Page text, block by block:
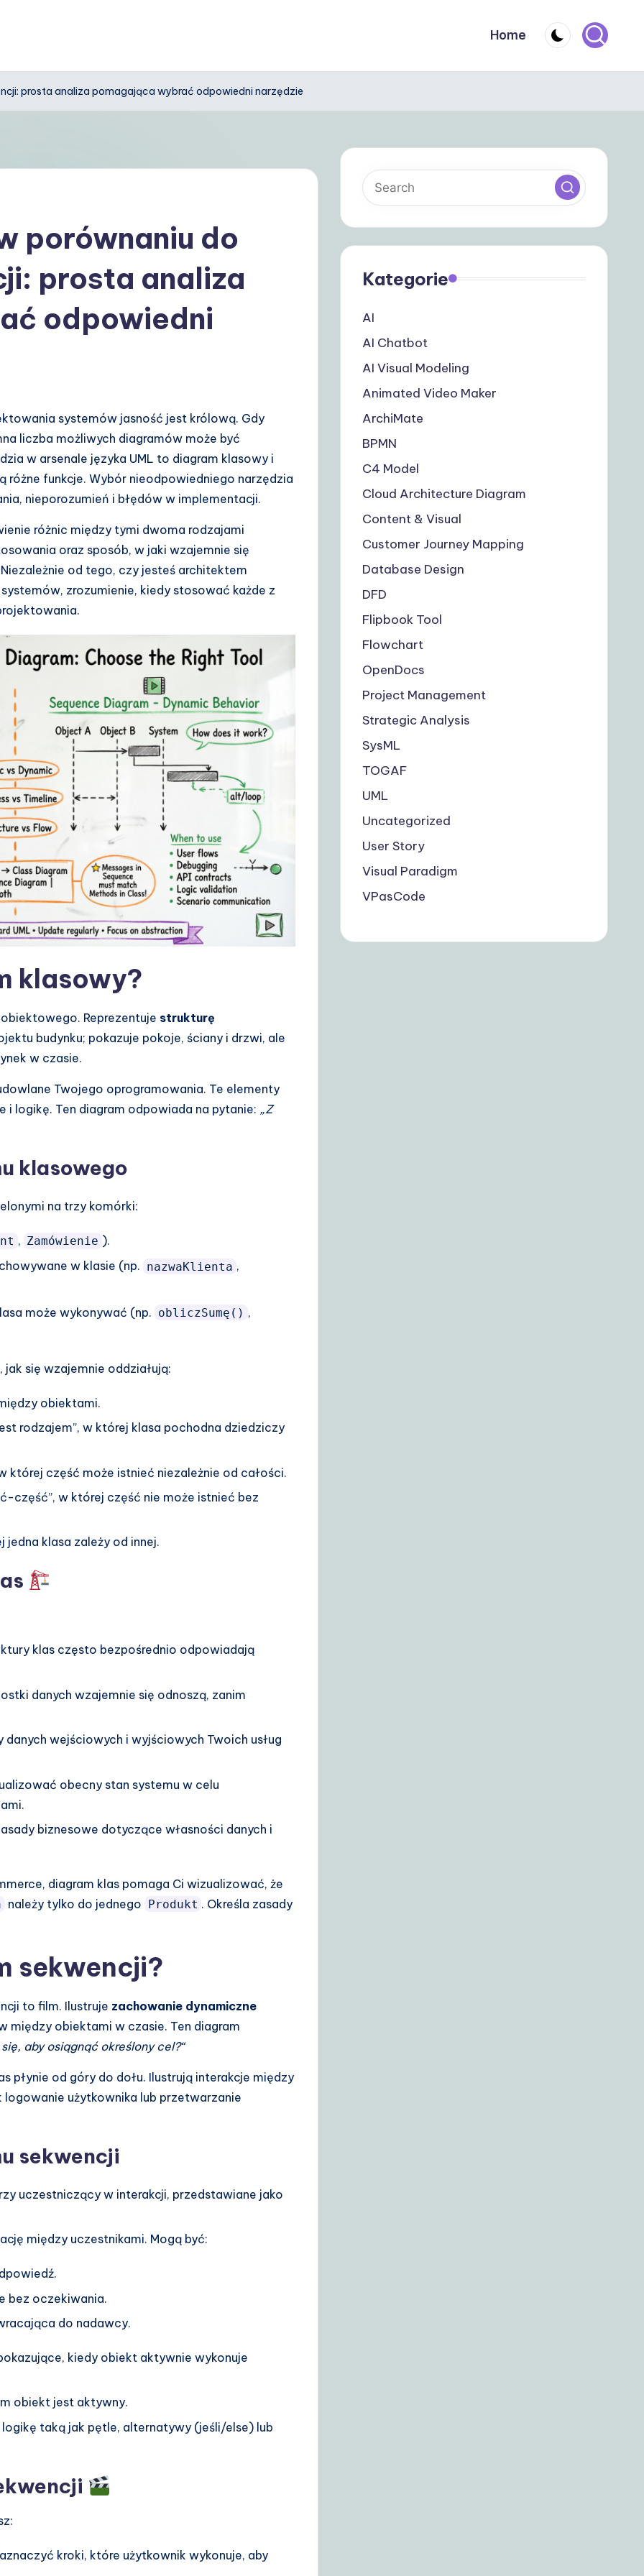
Home
prosta analiza pomagająca wybrać odpowiedni narzędzie
porównaniu do
prosta analiza
odpowiedni
systemów jasność jest królową. Gdy
liczba możliwych diagramów może być
w arsenale języka UML to diagram klasowy i
różne funkcje. Wybór nieodpowiedniego narzędzia
nieporozumień i błędów w implementacji.
różnic między tymi dwoma rodzajami
oraz sposób, w jaki wzajemnie się
od tego, czy jesteś architektem
zrozumienie, kiedy stosować każde z
klasowy?
Reprezentuje strukturę
budynku; pokazuje pokoje, ściany i drzwi, ale
w czasie.
Twojego oprogramowania. Te elementy
i logikę. Ten diagram odpowiada na pytanie: „Z
klasowego
na trzy komórki:
, Zamówienie ).
w klasie (np. nazwaKlienta ,
może wykonywać (np. obliczSumę() ,
się wzajemnie oddziałują:
obiektami.
rodzajem”, w której klasa pochodna dziedziczy
której część może istnieć niezależnie od całości.
część”, w której część nie może istnieć bez
klasa zależy od innej.
klas często bezpośrednio odpowiadają
danych wzajemnie się odnoszą, zanim
danych wejściowych i wyjściowych Twoich usług
obecny stan systemu w celu
biznesowe dotyczące własności danych i
diagram klas pomaga Ci wizualizować, że
należy tylko do jednego Produkt . Określa zasady
sekwencji?
to film. Ilustruje zachowanie dynamiczne
między obiektami w czasie. Ten diagram
aby osiągnąć określony cel?“
płynie od góry do dołu. Ilustrują interakcje między
użytkownika lub przetwarzanie
sekwencji
uczestniczący w interakcji, przedstawiane jako
między uczestnikami. Mogą być:
bez oczekiwania.
do nadawcy.
kiedy obiekt aktywnie wykonuje
obiekt jest aktywny.
taką jak pętle, alternatywy (jeśli/else) lub
kroki, które użytkownik wykonuje, aby
Kategorie
AI
AI Chatbot
AI Visual Modeling
Animated Video Maker
ArchiMate
BPMN
C4 Model
Cloud Architecture Diagram
Content & Visual
Customer Journey Mapping
Database Design
DFD
Flipbook Tool
Flowchart
OpenDocs
Project Management
Strategic Analysis
SysML
TOGAF
UML
Uncategorized
User Story
Visual Paradigm
VPasCode